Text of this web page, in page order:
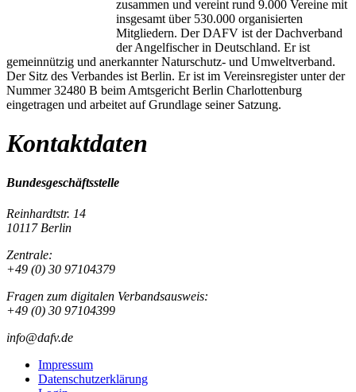
zusammen und vereint rund 9.000 Vereine mit
insgesamt über 530.000 organisierten
Mitgliedern. Der DAFV ist der Dachverband
der Angelfischer in Deutschland. Er ist
gemeinnützig und anerkannter Naturschutz- und Umweltverband.
Der Sitz des Verbandes ist Berlin. Er ist im Vereinsregister unter der
Nummer 32480 B beim Amtsgericht Berlin Charlottenburg
eingetragen und arbeitet auf Grundlage seiner Satzung.
Kontaktdaten
Bundesgeschäftsstelle
Reinhardtstr. 14
10117 Berlin
Zentrale:
+49 (0) 30 97104379
Fragen zum digitalen Verbandsausweis:
+49 (0) 30 97104399
info@dafv.de
Impressum
Datenschutzerklärung